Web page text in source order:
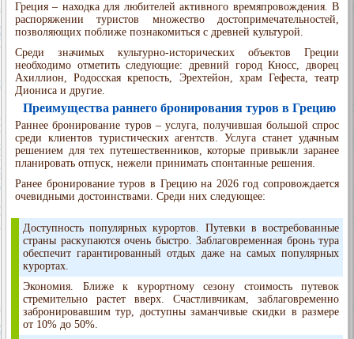
Греция – находка для любителей активного времяпровождения. В
распоряжении туристов множество достопримечательностей,
позволяющих поближе познакомиться с древней культурой.
Среди значимых культурно-исторических объектов Греции
необходимо отметить следующие: древний город Кносс, дворец
Ахиллион, Родосская крепость, Эрехтейон, храм Гефеста, театр
Диониса и другие.
Преимущества раннего бронирования туров в Грецию
Раннее бронирование туров – услуга, получившая большой спрос
среди клиентов туристических агентств. Услуга станет удачным
решением для тех путешественников, которые привыкли заранее
планировать отпуск, нежели принимать спонтанные решения.
Ранее бронирование туров в Грецию на 2026 год сопровождается
очевидными достоинствами. Среди них следующее:
Доступность популярных курортов. Путевки в востребованные
страны раскупаются очень быстро. Заблаговременная бронь тура
обеспечит гарантированный отдых даже на самых популярных
курортах.
Экономия. Ближе к курортному сезону стоимость путевок
стремительно растет вверх. Счастливчикам, заблаговременно
забронировавшим тур, доступны заманчивые скидки в размере
от 10% до 50%.